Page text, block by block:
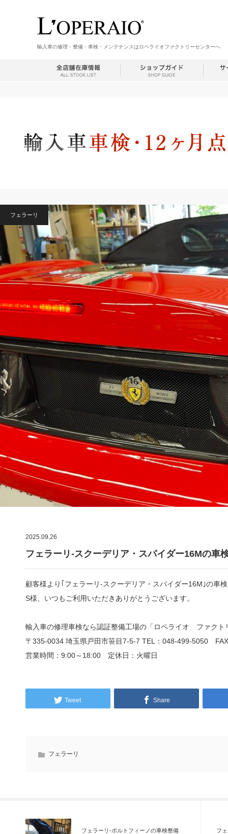
輸入車の修理・整備・車検・メンテナンスはロペライオファクトリーセンターへ
フェラーリ
2025.09.26
フェラーリ-スクーデリア・スパイダー16Mの車
顧客様より｢フェラーリ-スクーデリア・スパイダー16M｣の車
S様、いつもご利用いただきありがとうございます。
輸入車の修理車検なら認証整備工場の「ロペライオ ファクト
〒335-0034 埼玉県戸田市笹目7-5-7 TEL：048-499-5050
営業時間：9:00～ 18:00 定休日：火曜日
Tweet Share
フェラーリ
フェラーリ-ポルトフィーノの車検整備
フ